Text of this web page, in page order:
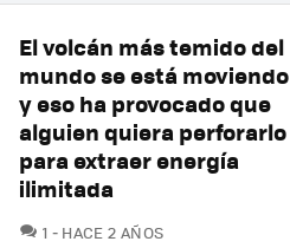
El volcán más temido del
mundo se está moviendo
y eso ha provocado que
alguien quiera perforarlo
para extraer energía
ilimitada
1 COMENTARIOS
HACE 2 AÑOS